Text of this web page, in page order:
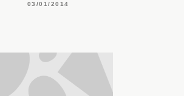
03/01/2014